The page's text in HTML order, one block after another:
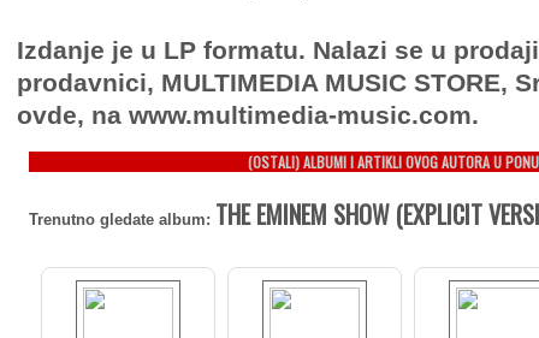
Izdanje je u LP formatu. Nalazi se u
prodavnici, MULTIMEDIA MUSIC STORE,
ovde, na www.multimedia-music.com.
(OSTALI) ALBUMI I ARTIKLI OVOG AUTORA U
Trenutno gledate album: THE EMINEM SHOW (EXPLICIT